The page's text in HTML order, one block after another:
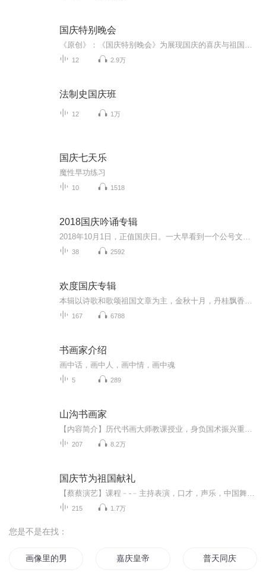
国庆特别晚会
12 2.9万
法制史国庆班
12 1万
国庆七天乐
魔性早功练习
10 1518
2018国庆吟诵专辑
38 2592
欢度国庆专辑
167 6788
书画家介绍
画中话，画中人，画中情，画中魂
5 289
山沟书画家
207 8.2万
国庆节为祖国献礼
215 1.7万
您是不是在找：
画像里的男人 嘉庆皇帝 普天同庆